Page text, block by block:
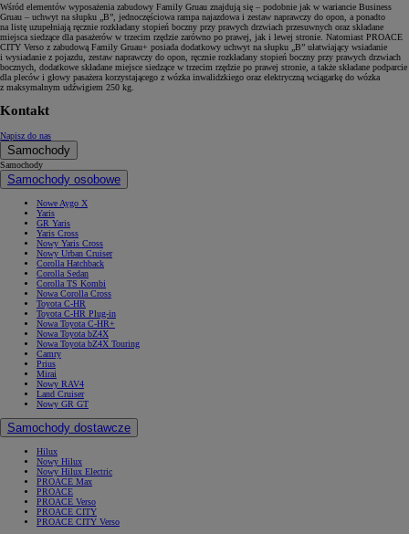
Wśród elementów wyposażenia zabudowy Family Gruau znajdują się – podobnie jak w wariancie Business
Gruau – uchwyt na słupku „B”, jednoczęściowa rampa najazdowa i zestaw naprawczy do opon, a ponadto
na listę uzupełniają ręcznie rozkładany stopień boczny przy prawych drzwiach przesuwnych oraz składane
miejsca siedzące dla pasażerów w trzecim rzędzie zarówno po prawej, jak i lewej stronie. Natomiast PROACE
CITY Verso z zabudową Family Gruau+ posiada dodatkowy uchwyt na słupku „B” ułatwiający wsiadanie
i wysiadanie z pojazdu, zestaw naprawczy do opon, ręcznie rozkładany stopień boczny przy prawych drzwiach
bocznych, dodatkowe składane miejsce siedzące w trzecim rzędzie po prawej stronie, a także składane podparcie
dla pleców i głowy pasażera korzystającego z wózka inwalidzkiego oraz elektryczną wciągarkę do wózka
z maksymalnym udźwigiem 250 kg.
Kontakt
Napisz do nas
Samochody
Samochody
Samochody osobowe
Nowe Aygo X
Yaris
GR Yaris
Yaris Cross
Nowy Yaris Cross
Nowy Urban Cruiser
Corolla Hatchback
Corolla Sedan
Corolla TS Kombi
Nowa Corolla Cross
Toyota C-HR
Toyota C-HR Plug-in
Nowa Toyota C-HR+
Nowa Toyota bZ4X
Nowa Toyota bZ4X Touring
Camry
Prius
Mirai
Nowy RAV4
Land Cruiser
Nowy GR GT
Samochody dostawcze
Hilux
Nowy Hilux
Nowy Hilux Electric
PROACE Max
PROACE
PROACE Verso
PROACE CITY
PROACE CITY Verso